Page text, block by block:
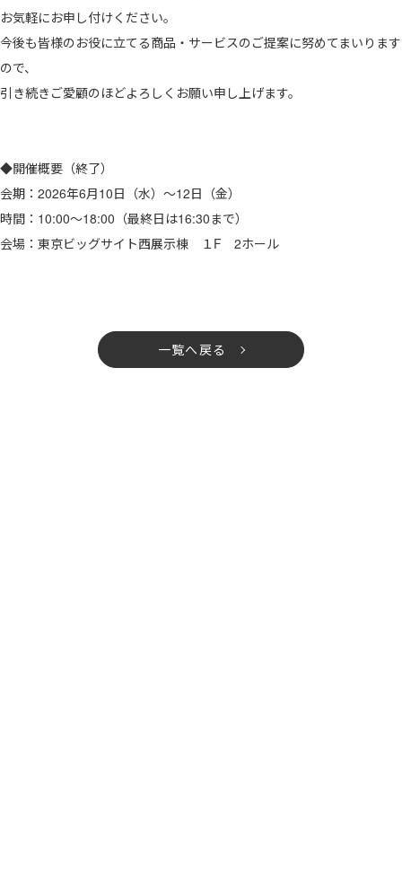
お気軽にお申し付けください。
今後も皆様のお役に立てる商品・サービスのご提案に努めてまいります
ので、
引き続きご愛顧のほどよろしくお願い申し上げます。
◆開催概要（終了）
会期：2026年6月10日（水）〜12日（金）
時間：10:00〜18:00（最終日は16:30まで）
会場：東京ビッグサイト西展示棟 １F 2ホール
一覧へ戻る